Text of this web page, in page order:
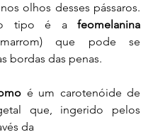
olhos desses pássaros.
tipo é a feomelanina
que pode se
bordas das penas.
é um carotenóide de
que, ingerido pelos
da